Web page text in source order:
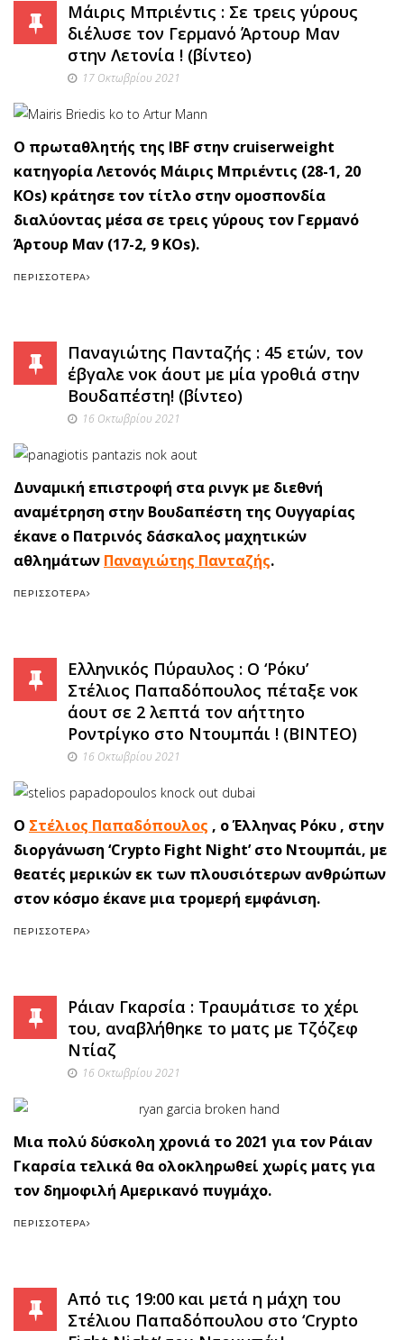
Μάιρις Μπριέντις : Σε τρεις γύρους
διέλυσε τον Γερμανό Άρτουρ Μαν
στην Λετονία ! (βίντεο)
17 Οκτωβρίου 2021
Ο πρωταθλητής της IBF στην cruiserweight
κατηγορία Λετονός Μάιρις Μπριέντις (28-1, 20
KOs) κράτησε τον τίτλο στην ομοσπονδία
διαλύοντας μέσα σε τρεις γύρους τον Γερμανό
Άρτουρ Μαν (17-2, 9 KOs).
ΠΕΡΙΣΣΌΤΕΡΑ
Παναγιώτης Πανταζής : 45 ετών, τον
έβγαλε νοκ άουτ με μία γροθιά στην
Βουδαπέστη! (βίντεο)
16 Οκτωβρίου 2021
Δυναμική επιστροφή στα ρινγκ με διεθνή
αναμέτρηση στην Βουδαπέστη της Ουγγαρίας
έκανε ο Πατρινός δάσκαλος μαχητικών
αθλημάτων Παναγιώτης Πανταζής.
ΠΕΡΙΣΣΌΤΕΡΑ
Ελληνικός Πύραυλος : Ο ‘Ρόκυ’
Στέλιος Παπαδόπουλος πέταξε νοκ
άουτ σε 2 λεπτά τον αήττητο
Ροντρίγκο στο Ντουμπάι ! (ΒΙΝΤΕΟ)
16 Οκτωβρίου 2021
Ο Στέλιος Παπαδόπουλος , ο Έλληνας Ρόκυ , στην
διοργάνωση ‘Crypto Fight Night’ στο Ντουμπάι, με
θεατές μερικών εκ των πλουσιότερων ανθρώπων
στον κόσμο έκανε μια τρομερή εμφάνιση.
ΠΕΡΙΣΣΌΤΕΡΑ
Ράιαν Γκαρσία : Τραυμάτισε το χέρι
του, αναβλήθηκε το ματς με Τζόζεφ
Ντίαζ
16 Οκτωβρίου 2021
Μια πολύ δύσκολη χρονιά το 2021 για τον Ράιαν
Γκαρσία τελικά θα ολοκληρωθεί χωρίς ματς για
τον δημοφιλή Αμερικανό πυγμάχο.
ΠΕΡΙΣΣΌΤΕΡΑ
Από τις 19:00 και μετά η μάχη του
Στέλιου Παπαδόπουλου στο ‘Crypto